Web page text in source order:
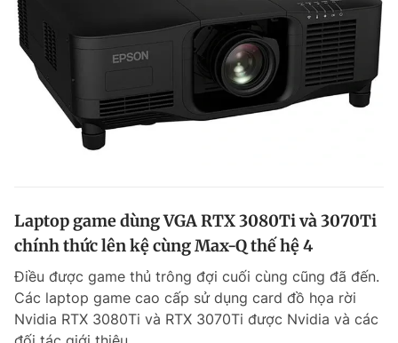
Laptop game dùng VGA RTX 3080Ti và 3070Ti
chính thức lên kệ cùng Max-Q thế hệ 4
Điều được game thủ trông đợi cuối cùng cũng đã đến.
Các laptop game cao cấp sử dụng card đồ họa rời
Nvidia RTX 3080Ti và RTX 3070Ti được Nvidia và các